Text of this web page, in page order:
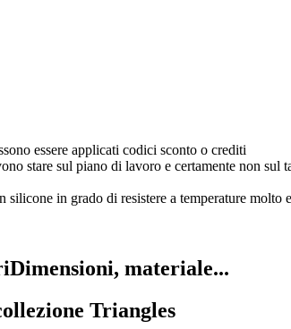
essere applicati codici sconto o crediti
stare sul piano di lavoro e certamente non sul
silicone in grado di resistere a temperature molto
Dimensioni, materiale...
Triangles